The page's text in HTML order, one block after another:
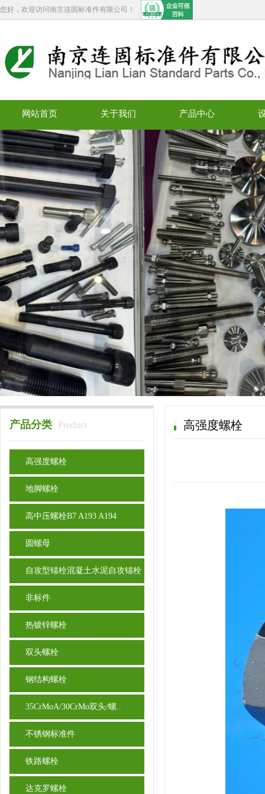
您好，欢迎访问南京连固标准件有限公司！
网站首页 关于我们 产品中心
产品分类 Product
高强度螺栓
地脚螺栓
高中压螺栓B7 A193 A194
圆螺母
自攻型锚栓混凝土水泥自攻锚栓
非标件
热镀锌螺栓
双头螺栓
钢结构螺栓
35CrMoA/30CrMo双头/螺..
不锈钢标准件
铁路螺栓
达克罗螺栓
高强度螺栓